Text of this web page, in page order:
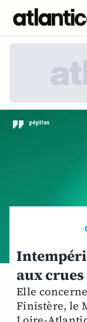
aux
Elle
Finistère, le